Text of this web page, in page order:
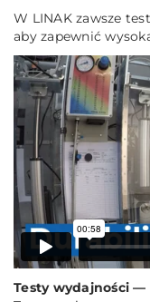
W LINAK zawsze
aby zapewnić
Testy wydajności —